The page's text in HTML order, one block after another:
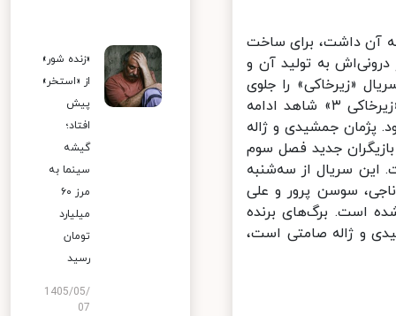
آن داشت، برای ساخت
درونی‌اش به تولید آن و
«زیرخاکی» را جلوی
دوربین برد تا این مجموعه کمدی ویژه نوروز ۱۴۰۱ آماده شود. احتمالا در «زیرخاکی ۳» شاهد ادامه
پژمان جمشیدی و ژاله
جدید فصل سوم
سریال از سه‌شنبه
شد. رضا ناجی، سوسن پرور و علی
است. برگ‌های برنده
و ژاله صامتی است،
«زنده شور»
از «استخر»
پیش
افتاد؛
گیشه
سینما به
مرز ۶۰
میلیارد
تومان
رسید
1405/05/
07